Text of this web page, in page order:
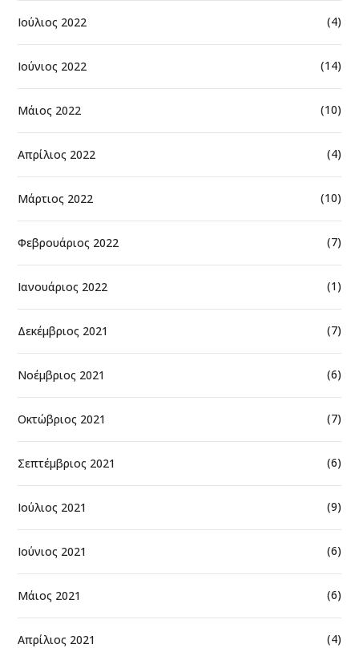
Ιούλιος 2022 (4)
Ιούνιος 2022 (14)
Μάιος 2022 (10)
Απρίλιος 2022 (4)
Μάρτιος 2022 (10)
Φεβρουάριος 2022 (7)
Ιανουάριος 2022 (1)
Δεκέμβριος 2021 (7)
Νοέμβριος 2021 (6)
Οκτώβριος 2021 (7)
Σεπτέμβριος 2021 (6)
Ιούλιος 2021 (9)
Ιούνιος 2021 (6)
Μάιος 2021 (6)
Απρίλιος 2021 (4)